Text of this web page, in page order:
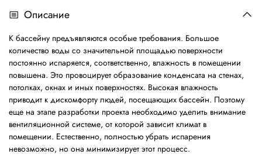
Описание
К бассейну предъявляются особые требования. Большое
количество воды со значительной площадью поверхности
постоянно испаряется, соответственно, влажность в помещении
повышена. Это провоцирует образование конденсата на стенах,
потолках, окнах и иных поверхностях. Высокая влажность
приводит к дискомфорту людей, посещающих бассейн. Поэтому
еще на этапе разработки проекта необходимо уделить внимание
вентиляционной системе, от которой зависит климат в
помещении. Естественно, полностью убрать испарения
невозможно, но она минимизирует этот процесс.